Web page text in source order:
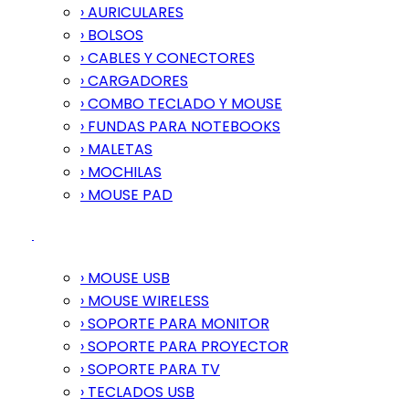
› AURICULARES
› BOLSOS
› CABLES Y CONECTORES
› CARGADORES
› COMBO TECLADO Y MOUSE
› FUNDAS PARA NOTEBOOKS
› MALETAS
› MOCHILAS
› MOUSE PAD
› MOUSE USB
› MOUSE WIRELESS
› SOPORTE PARA MONITOR
› SOPORTE PARA PROYECTOR
› SOPORTE PARA TV
› TECLADOS USB